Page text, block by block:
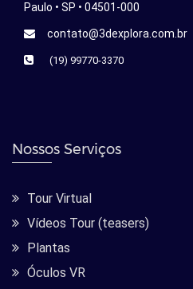
Paulo • SP • 04501-000
contato@3dexplora.com.br
(19) 99770-3370
Nossos Serviços
Tour Virtual
Vídeos Tour (teasers)
Plantas
Óculos VR